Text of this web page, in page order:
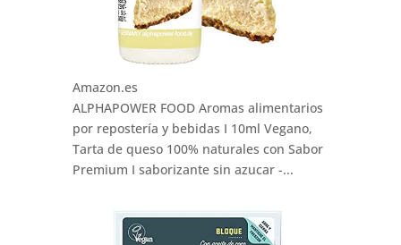
Amazon.es
ALPHAPOWER FOOD Aromas alimentarios
por repostería y bebidas I 10ml Vegano,
Tarta de queso 100% naturales con Sabor
Premium I saborizante sin azucar -...